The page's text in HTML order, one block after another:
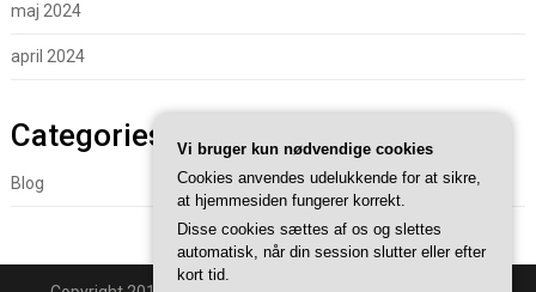
maj 2024
april 2024
Categories
Blog
Vi bruger kun nødvendige cookies
Cookies anvendes udelukkende for at sikre,
at hjemmesiden fungerer korrekt.
Disse cookies sættes af os og slettes
automatisk, når din session slutter eller efter
kort tid.